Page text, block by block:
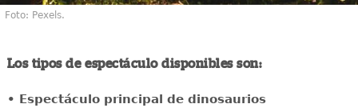
Foto: Pexels.
Los tipos de espectáculo disponibles son:
• Espectáculo principal de dinosaurios